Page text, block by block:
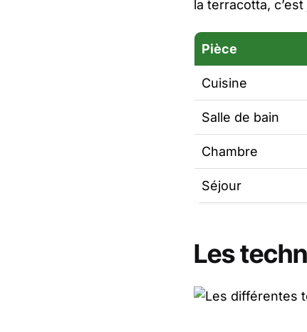
la terracotta,
Pièce
Cuisine
Salle de bain
Chambre
Séjour
Les